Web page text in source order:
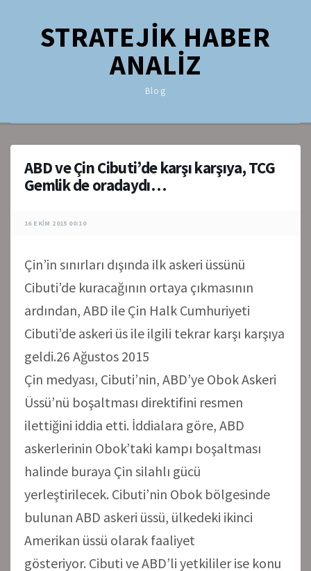
STRATEJİK HABER
ANALİZ
Blog
ABD ve Çin Cibuti’de karşı karşıya, TCG
Gemlik de oradaydı…
16 EKIM 2015 00:10
Çin’in sınırları dışında ilk askeri üssünü
Cibuti’de kuracağının ortaya çıkmasının
ardından, ABD ile Çin Halk Cumhuriyeti
Cibuti’de askeri üs ile ilgili tekrar karşı karşıya
geldi.26 Ağustos 2015
Çin medyası, Cibuti’nin, ABD’ye Obok Askeri
Üssü’nü boşaltması direktifini resmen
ilettiğini iddia etti. İddialara göre, ABD
askerlerinin Obok’taki kampı boşaltması
halinde buraya Çin silahlı gücü
yerleştirilecek. Cibuti’nin Obok bölgesinde
bulunan ABD askeri üssü, ülkedeki ikinci
Amerikan üssü olarak faaliyet
gösteriyor. Cibuti ve ABD’li yetkililer ise konu